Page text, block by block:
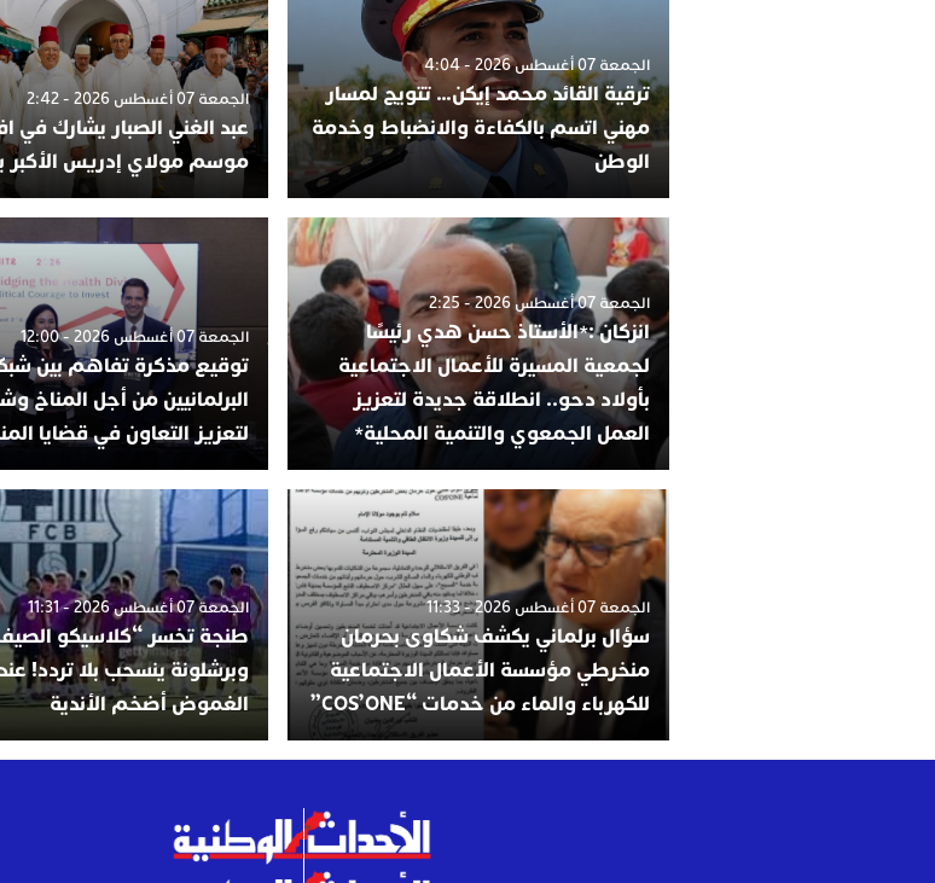
الجمعة 07 أغسطس 2026 - 4:04
ترقية القائد محمد إيكن… تتويج لمسار
مهني اتسم بالكفاءة والانضباط وخدمة
الوطن
الجمعة 07 أغسطس 2026 - 2:42
عبد الغني الصبار يشارك في
موسم مولاي إدريس الأكبر
الجمعة 07 أغسطس 2026 - 2:25
انزكان :*الأستاذ حسن هدي رئيسًا
لجمعية المسيرة للأعمال الاجتماعية
بأولاد دحو.. انطلاقة جديدة لتعزيز
العمل الجمعوي والتنمية المحلية*
الجمعة 07 أغسطس 2026 - 12:00
توقيع مذكرة تفاهم بين
لتعزيز التعاون في قضايا
الجمعة 07 أغسطس 2026 - 11:33
سؤال برلماني يكشف شكاوى بحرمان
منخرطي مؤسسة الأعمال الاجتماعية
للكهرباء والماء من خدمات “COS’ONE”
الجمعة 07 أغسطس 2026 - 11:31
طنجة تخسر “كلاسيكو
وبرشلونة ينسحب بلا تردد!
الغموض أضخم الأندية